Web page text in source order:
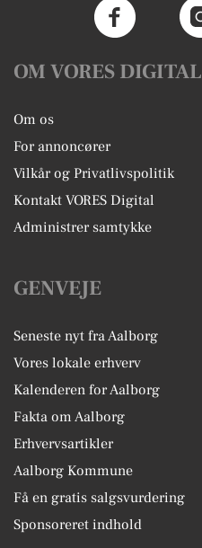
OM VORES DIGITAL
Om os
For annoncører
Vilkår og Privatlivspolitik
Kontakt VORES Digital
Administrer samtykke
GENVEJE
Seneste nyt fra Aalborg
Vores lokale erhverv
Kalenderen for Aalborg
Fakta om Aalborg
Erhvervsartikler
Aalborg Kommune
Få en gratis salgsvurdering
Sponsoreret indhold